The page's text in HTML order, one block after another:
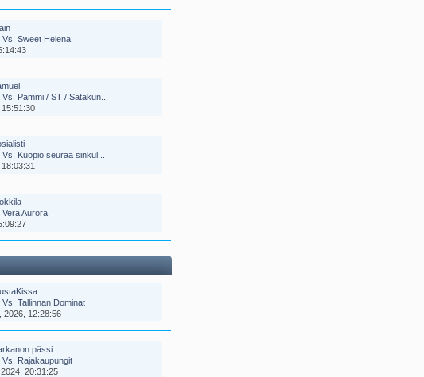
Vs: Sweet Helena
Vs: Pammi / ST / Satakun...
15:51:30
Vs: Kuopio seuraa sinkul...
Vera Aurora
Vs: Tallinnan Dominat
2026, 12:28:56
pässi
Vs: Rajakaupungit
20:31:25